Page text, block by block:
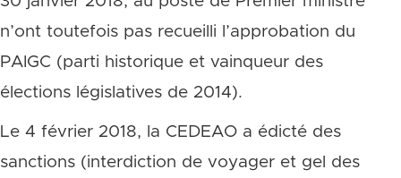
n’ont toutefois pas recueilli l’approbation du
PAIGC (parti historique et vainqueur des
élections législatives de 2014).
Le 4 février 2018, la CEDEAO a édicté des
sanctions (interdiction de voyager et gel des